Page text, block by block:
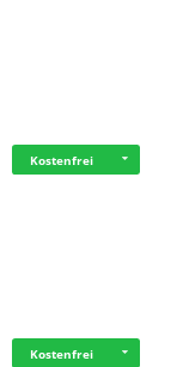
Kostenfrei
Kostenfrei